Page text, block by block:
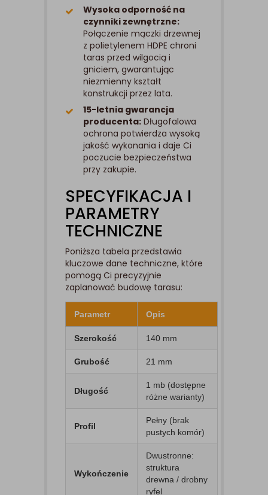
Wysoka odporność na
czynniki zewnętrzne:
Połączenie mączki drzewnej
z polietylenem HDPE chroni
taras przed wilgocią i
gniciem, gwarantując
niezmienny kształt
konstrukcji przez lata.
15-letnia gwarancja
producenta: Długofalowa
ochrona potwierdza wysoką
jakość wykonania i daje Ci
poczucie bezpieczeństwa
przy zakupie.
SPECYFIKACJA I
PARAMETRY
TECHNICZNE
Poniższa tabela przedstawia
kluczowe dane techniczne, które
pomogą Ci precyzyjnie
zaplanować budowę tarasu:
Parametr Opis
Szerokość 140 mm
Grubość 21 mm
Długość
1 mb (dostępne
różne warianty)
Profil
Pełny (brak
pustych komór)
Wykończenie
Dwustronne:
struktura
drewna / drobny
ryfel